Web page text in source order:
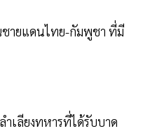
ชายแดนไทย-กัมพูชา ที่มี
เลียงทหารที่ได้รับบาด